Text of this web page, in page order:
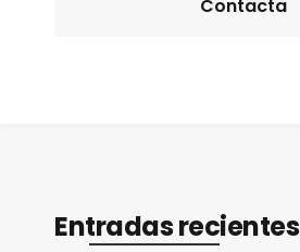
Contacta
Entradas recientes